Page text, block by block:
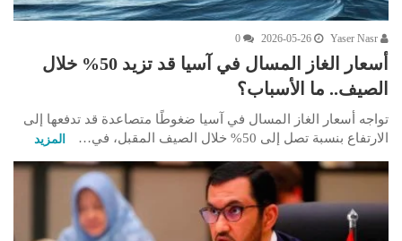
2026-05-26
0
أسعار الغاز المسال في آسيا قد تزيد 50% خلال
الصيف.. ما الأسباب؟
تواجه أسعار الغاز المسال في آسيا ضغوطًا متصاعدة قد تدفعها إلى
الارتفاع بنسبة تصل إلى 50% خلال الصيف المقبل، في…
المزيد